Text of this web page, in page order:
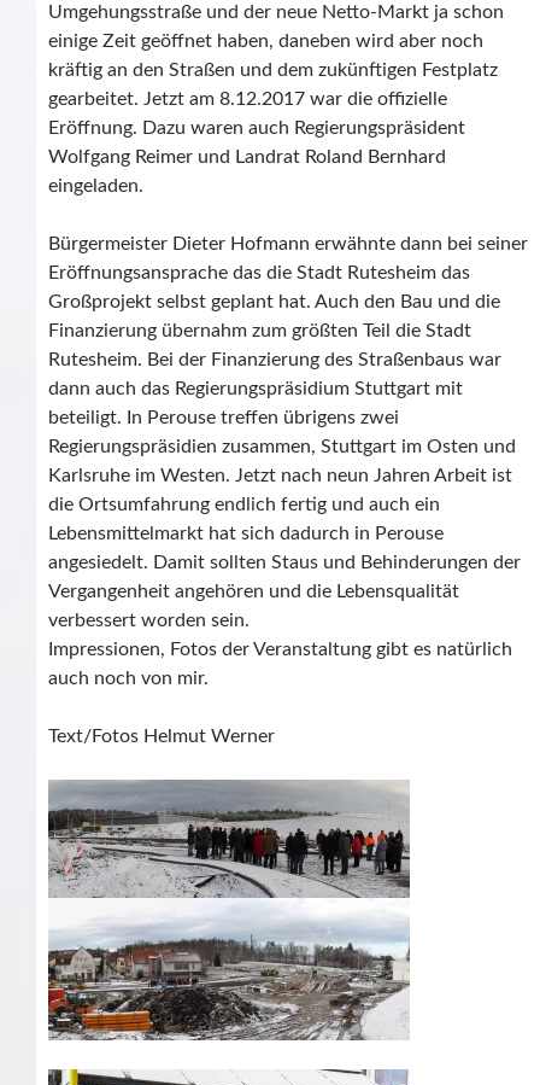
Umgehungsstraße und der neue Netto-Markt ja schon
einige Zeit geöffnet haben, daneben wird aber noch
kräftig an den Straßen und dem zukünftigen Festplatz
gearbeitet. Jetzt am 8.12.2017 war die offizielle
Eröffnung. Dazu waren auch Regierungspräsident
Wolfgang Reimer und Landrat Roland Bernhard
eingeladen.
Bürgermeister Dieter Hofmann erwähnte dann bei seiner
Eröffnungsansprache das die Stadt Rutesheim das
Großprojekt selbst geplant hat. Auch den Bau und die
Finanzierung übernahm zum größten Teil die Stadt
Rutesheim. Bei der Finanzierung des Straßenbaus war
dann auch das Regierungspräsidium Stuttgart mit
beteiligt. In Perouse treffen übrigens zwei
Regierungspräsidien zusammen, Stuttgart im Osten und
Karlsruhe im Westen. Jetzt nach neun Jahren Arbeit ist
die Ortsumfahrung endlich fertig und auch ein
Lebensmittelmarkt hat sich dadurch in Perouse
angesiedelt. Damit sollten Staus und Behinderungen der
Vergangenheit angehören und die Lebensqualität
verbessert worden sein.
Impressionen, Fotos der Veranstaltung gibt es natürlich
auch noch von mir.
Text/Fotos Helmut Werner